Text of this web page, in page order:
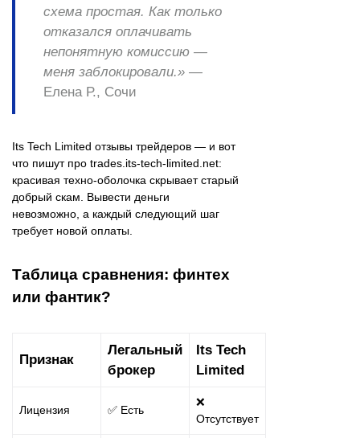
схема простая. Как только
отказался оплачивать
непонятную комиссию —
меня заблокировали.» —
Елена Р., Сочи
Its Tech Limited отзывы трейдеров — и вот
что пишут про trades.its-tech-limited.net:
красивая техно-оболочка скрывает старый
добрый скам. Вывести деньги
невозможно, а каждый следующий шаг
требует новой оплаты.
Таблица сравнения: финтех
или фантик?
Признак
Легальный
брокер
Its Tech
Limited
Лицензия ✅ Есть
❌
Отсутствует